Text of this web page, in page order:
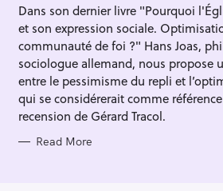
O
R
I
E
S
Dans son dernier livre "Pourquoi
et son expression sociale.
communauté de foi ?" Hans Joas,
sociologue allemand, nous propose
entre le pessimisme du repli et
qui se considérerait comme
recension de Gérard Tracol.
Read More